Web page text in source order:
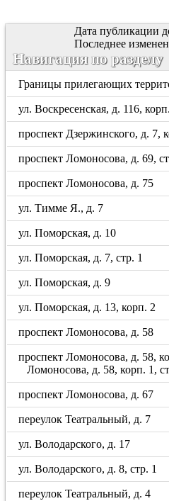
Дата публикации
Последнее
Навигация по разделу
Границы прилегающих
ул. Воскресенская, д. 116,
проспект Дзержинского, д. 7,
проспект Ломоносова, д. 69,
проспект Ломоносова, д. 75
ул. Тимме Я., д. 7
ул. Поморская, д. 10
ул. Поморская, д. 7, стр. 1
ул. Поморская, д. 9
ул. Поморская, д. 13, корп. 2
проспект Ломоносова, д. 58
проспект Ломоносова, д. 58,
Ломоносова, д. 58, корп. 1,
проспект Ломоносова, д. 67
переулок Театральный, д. 7
ул. Володарского, д. 17
ул. Володарского, д. 8, стр. 1
переулок Театральный, д. 4